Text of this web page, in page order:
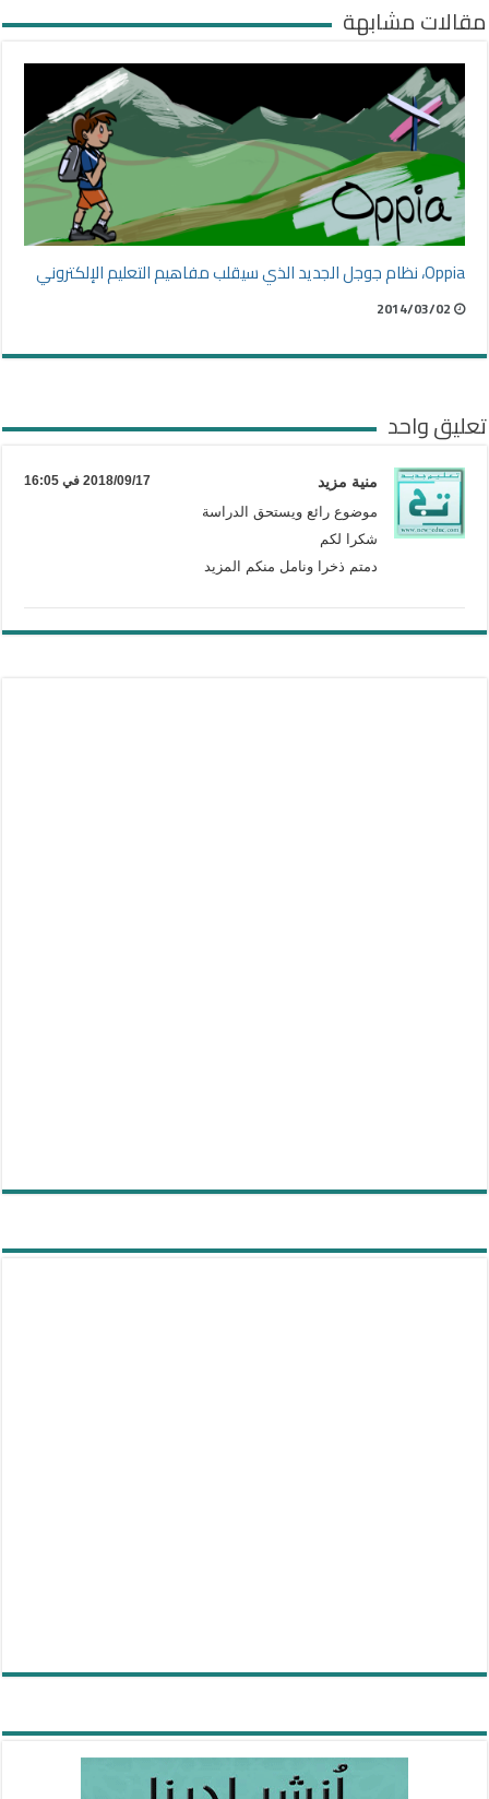
مقالات مشابهة
Oppia، نظام جوجل الجديد الذي سيقلب مفاهيم التعليم الإلكتروني
2014/03/02
تعليق واحد
منية مزيد 2018/09/17 في 16:05
موضوع رائع ويستحق الدراسة
شكرا لكم
دمتم ذخرا ونامل منكم المزيد